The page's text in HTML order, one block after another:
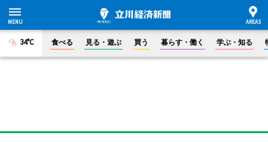
34°C 食べる 見る・遊ぶ 買う 暮らす・働く 学ぶ・知る